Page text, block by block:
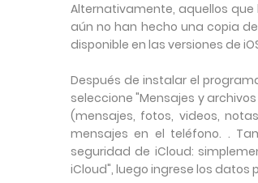
Alternativamente, aquellos
aún no han hecho una copia
disponible en las versiones de
Después de instalar el
seleccione "Mensajes y
(mensajes, fotos, videos,
mensajes en el teléfono. .
seguridad de iCloud:
iCloud", luego ingrese los